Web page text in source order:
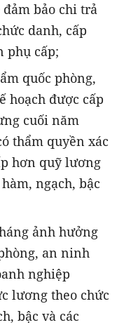
bảo chi trả
danh, cấp
phụ cấp;
quốc phòng,
hoạch được cấp
cuối năm
thẩm quyền xác
hơn quỹ lương
ngạch, bậc
ảnh hưởng
an ninh
nghiệp
lương theo chức
bậc và các